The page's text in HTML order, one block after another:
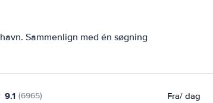
Sammenlign med én søgning
9.1 (6965) Fra/ dag